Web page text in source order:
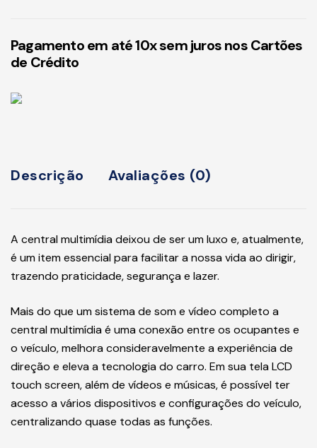
Pagamento em até 10x sem juros nos Cartões
de Crédito
Descrição Avaliações (0)
A central multimídia deixou de ser um luxo e, atualmente,
é um item essencial para facilitar a nossa vida ao dirigir,
trazendo praticidade, segurança e lazer.
Mais do que um sistema de som e vídeo completo a
central multimídia é uma conexão entre os ocupantes e
o veículo, melhora consideravelmente a experiência de
direção e eleva a tecnologia do carro. Em sua tela LCD
touch screen, além de vídeos e músicas, é possível ter
acesso a vários dispositivos e configurações do veículo,
centralizando quase todas as funções.